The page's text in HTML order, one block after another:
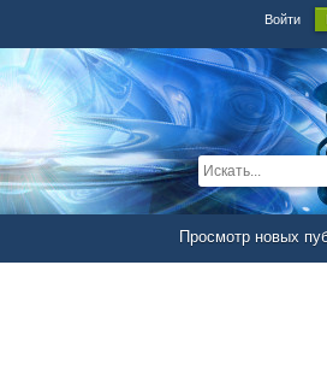
Войти
Просмотр новых